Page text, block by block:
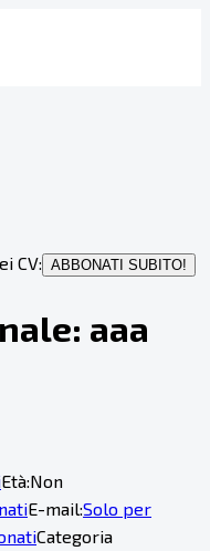
CV: ABBONATI SUBITO!
aaa
Età:Non
E-mail:Solo per
Categoria